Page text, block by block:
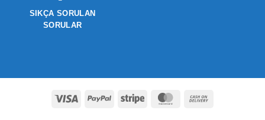
SIKÇA SORULAN
SORULAR
Visa PayPal Stripe MasterCard